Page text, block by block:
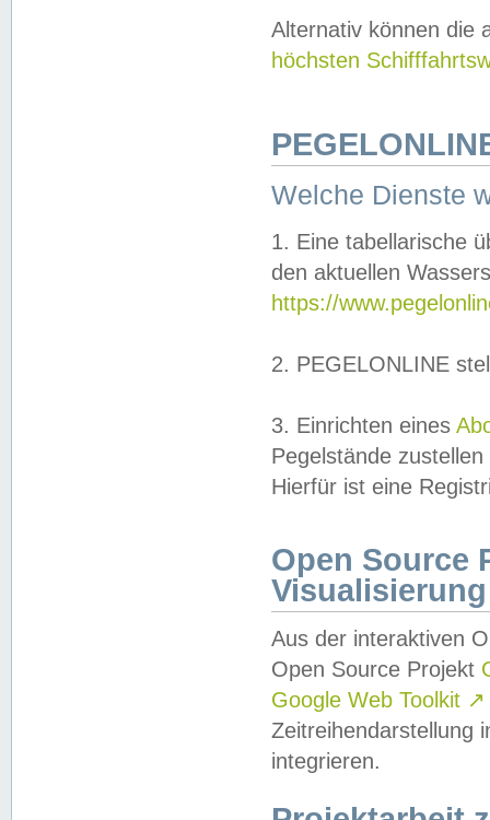
Alternativ können die
höchsten
Welche Dienste
1. Eine tabellarische
den aktuellen
https://
2. PEGELONLINE
3. Einrichten eines
Pegelstände
Hierfür ist eine
Open Source
Visualisierung
Aus der interaktiven
Open Source Projekt
Google Web Toolkit ↗
Zeitreihendarstellung
integrieren.